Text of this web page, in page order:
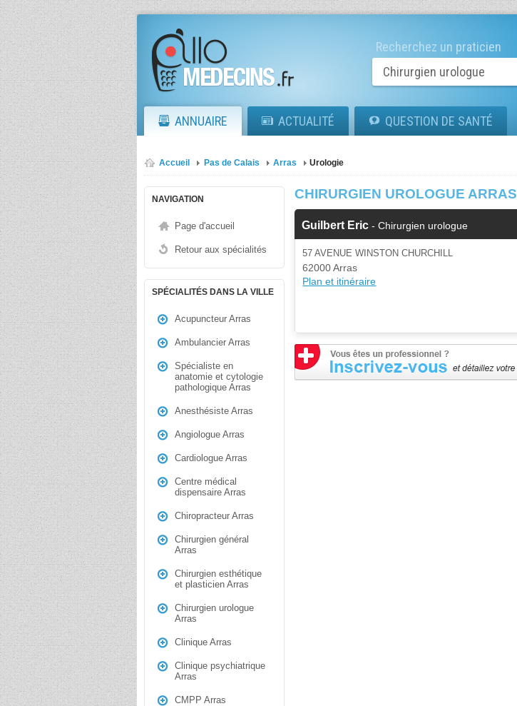
Recherchez un praticien
ANNUAIRE ACTUALITÉ QUESTION DE SANTÉ
Accueil Pas de Calais Arras Urologie
NAVIGATION
Page d'accueil
Retour aux spécialités
SPÉCIALITÉS DANS LA VILLE
Acupuncteur Arras
Ambulancier Arras
Spécialiste en
anatomie et cytologie
pathologique Arras
Anesthésiste Arras
Angiologue Arras
Cardiologue Arras
Centre médical
dispensaire Arras
Chiropracteur Arras
Chirurgien général
Arras
Chirurgien esthétique
et plasticien Arras
Chirurgien urologue
Arras
Clinique Arras
Clinique psychiatrique
Arras
CMPP Arras
CHIRURGIEN UROLOGUE ARRAS
Guilbert Eric - Chirurgien urologue
57 AVENUE WINSTON CHURCHILL
62000 Arras
Plan et itinéraire